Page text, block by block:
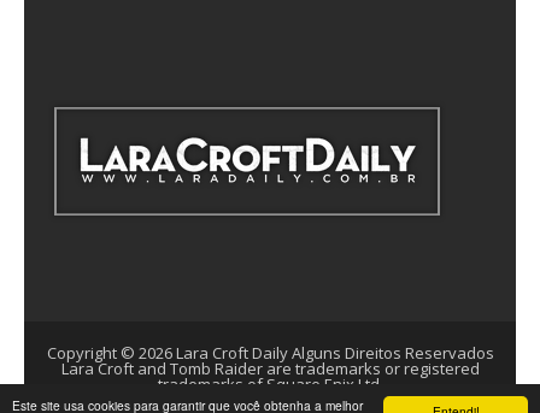
Este site usa cookies para garantir que você obtenha a melhor
Copyright © 2026Lara Croft DailyAlguns Direitos Reservados
Lara Croft and Tomb Raider are trademarks or registered
trademarks of Square Enix Ltd.